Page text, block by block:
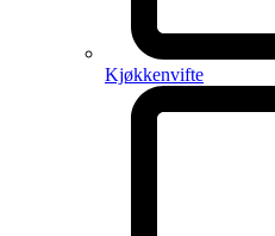
Kjøkkenvifte